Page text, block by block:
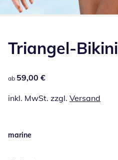
Triangel-Bikini
59,00 €
ab 59,00 €
inkl. MwSt. zzgl. Versand
marine